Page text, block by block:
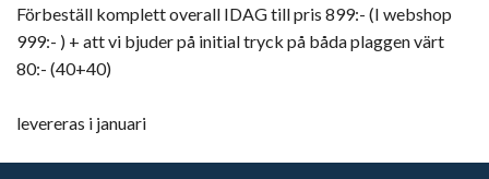
Förbeställ komplett overall IDAG till pris 899:- (I webshop
999:- ) + att vi bjuder på initial tryck på båda plaggen värt
80:- (40+40)
levereras i januari